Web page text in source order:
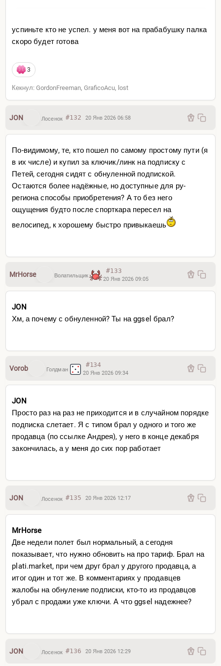
успиньте кто не успел. у меня вот на прабабушку палка
скоро будет готова
3
Кекнул: GordonFreeman, GraficoAcu, lost
JON Лосенок #132 20 Янв 2026 06:58
По-видимому, те, кто пошел по самому простому пути (я
в их числе) и купил за ключик/линк на подписку с
Петей, сегодня сидят с обнуленной подпиской.
Остаются более надёжные, но доступные для ру-
региона способы приобретения? А то без него
ощущения будто после спорткара пересел на
велосипед, к хорошему быстро привыкаешь
MrHorse Волатильщик
#133
20 Янв 2026 09:05
JON
Хм, а почему с обнуленной? Ты на ggsel брал?
Vorob Голдман
#134
20 Янв 2026 09:34
JON
Просто раз на раз не приходится и в случайном порядке
подписка слетает. Я с типом брал у одного и того же
продавца (по ссылке Андрея), у него в конце декабря
закончилась, а у меня до сих пор работает
JON Лосенок #135 20 Янв 2026 12:17
MrHorse
Две недели полет был нормальный, а сегодня
показывает, что нужно обновить на про тариф. Брал на
plati.market, при чем друг брал у другого продавца, а
итог один и тот же. В комментариях у продавцев
жалобы на обнуление подписки, кто-то из продавцов
убрал с продажи уже ключи. А что ggsel надежнее?
JON Лосенок #136 20 Янв 2026 12:29